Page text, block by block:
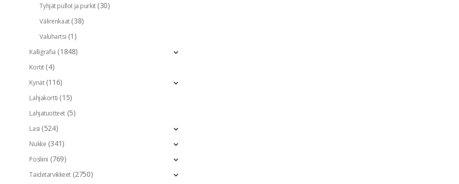
Tyhjät pullot ja purkit (30)
Välirenkaat (38)
Valuhartsi (1)
Kalligrafia (1848)
Kortit (4)
Kynät (116)
Lahjakortti (15)
Lahjatuotteet (5)
Lasi (524)
Nukke (341)
Posliini (769)
Taidetarvikkeet (2750)